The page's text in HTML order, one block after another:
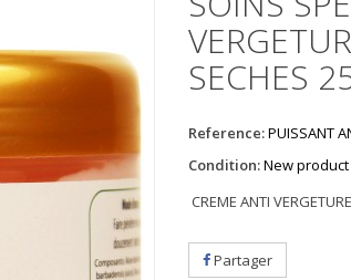
SECHES
Reference:PUISSANT
Condition:New product
CREME ANTI
Partager